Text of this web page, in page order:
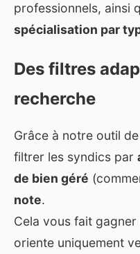
professionnels, ainsi
spécialisation par
Des filtres
recherche
Grâce à notre outil
filtrer les syndics par
de bien géré
note.
Cela vous fait
oriente uniquement